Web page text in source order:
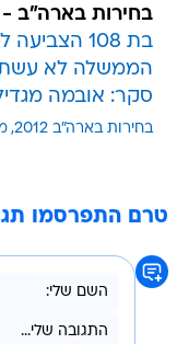
בחירות בארה"ב -
בת 108 הצביעה לראשונה: לא ידעה שהיא זכאית
הממשלה לא
סקר: אובמה
בחירות בארה"ב 2012
טרם התפרסמו